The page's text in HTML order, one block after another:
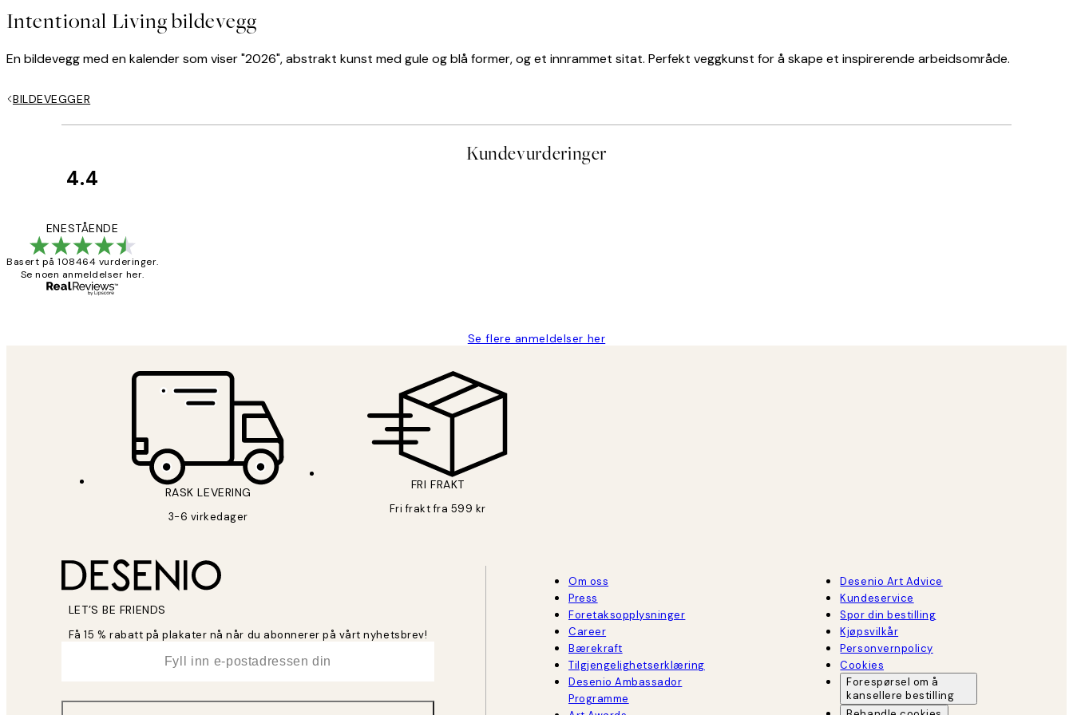
Intentional Living bildevegg
En bildevegg med en kalender som viser "2026", abstrakt kunst med gule og blå former, og et innrammet sitat. Perfekt veggkunst for å skape et inspirerende arbeidsområde.
BILDEVEGGER
Kundevurderinger
4.4
ENESTÅENDE
Basert på 108464 vurderinger.
Se noen anmeldelser her.
Se flere anmeldelser her
RASK LEVERING
3-6 virkedager
FRI FRAKT
Fri frakt fra 599 kr
LET’S BE FRIENDS
Få 15 % rabatt på plakater nå når du abonnerer på vårt nyhetsbrev!
Om oss
Press
Foretaksopplysninger
Career
Bærekraft
Tilgjengelighetserklæring
Desenio Ambassador
Programme
Desenio Art Advice
Kundeservice
Spor din bestilling
Kjøpsvilkår
Personvernpolicy
Cookies
Forespørsel om å
kansellere bestilling